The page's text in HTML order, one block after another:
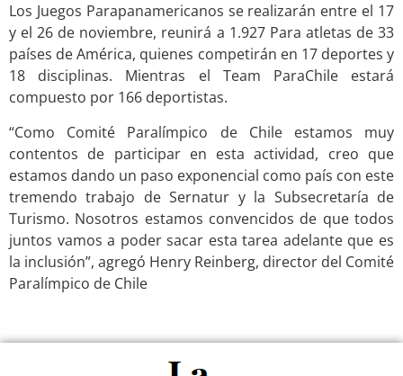
Los Juegos Parapanamericanos se realizarán entre el 17
y el 26 de noviembre, reunirá a 1.927 Para atletas de 33
países de América, quienes competirán en 17 deportes y
18 disciplinas. Mientras el Team ParaChile estará
compuesto por 166 deportistas.
“Como Comité Paralímpico de Chile estamos muy
contentos de participar en esta actividad, creo que
estamos dando un paso exponencial como país con este
tremendo trabajo de Sernatur y la Subsecretaría de
Turismo. Nosotros estamos convencidos de que todos
juntos vamos a poder sacar esta tarea adelante que es
la inclusión”, agregó Henry Reinberg, director del Comité
Paralímpico de Chile